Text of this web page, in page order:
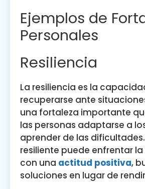
Ejemplos de
Personales
Resiliencia
La resiliencia es la
recuperarse ante
una fortaleza importante
las personas adaptarse a
aprender de las
resiliente puede enfrentar
con una actitud positiva,
soluciones en lugar de